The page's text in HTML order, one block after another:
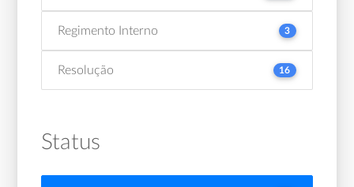
Regimento Interno 3
Resolução 16
Status